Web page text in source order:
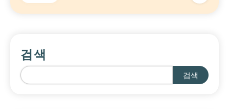
검색
검색